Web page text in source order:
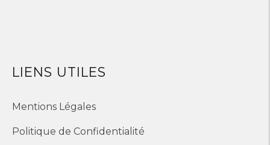
LIENS UTILES
Mentions Légales
Politique de Confidentialité